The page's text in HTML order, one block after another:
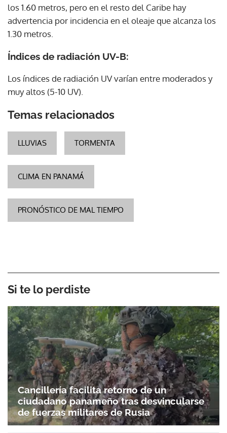
los 1.60 metros, pero en el resto del Caribe hay
advertencia por incidencia en el oleaje que alcanza los
1.30 metros.
Índices de radiación UV-B:
Los índices de radiación UV varían entre moderados y
muy altos (5-10 UV).
Temas relacionados
LLUVIAS TORMENTA
CLIMA EN PANAMÁ
PRONÓSTICO DE MAL TIEMPO
Si te lo perdiste
Cancillería facilita retorno de un
ciudadano panameño tras desvincularse
de fuerzas militares de Rusia